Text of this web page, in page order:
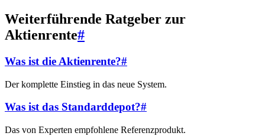
Weiterführende Ratgeber zur
Aktienrente#
Was ist die Aktienrente?#
Der komplette Einstieg in das neue System.
Was ist das Standarddepot?#
Das von Experten empfohlene Referenzprodukt.